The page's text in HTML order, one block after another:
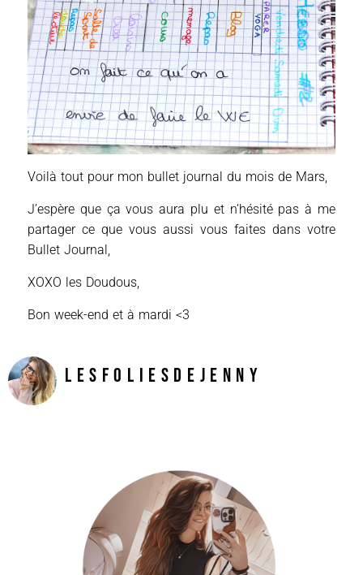
Voilà tout pour mon bullet journal du mois de Mars,
J’espère que ça vous aura plu et n’hésité pas à me
partager ce que vous aussi vous faites dans votre
Bullet Journal,
XOXO les Doudous,
Bon week-end et à mardi <3
LesFoliesDeJenny